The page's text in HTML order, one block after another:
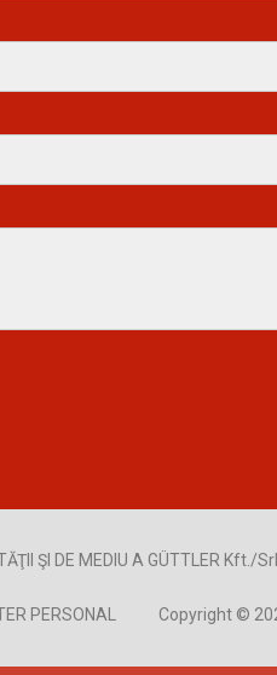
ŞI DE MEDIU A GÜTTLER Kft./Srl
PERSONAL Copyright ©